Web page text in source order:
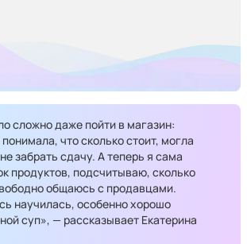
сложно даже пойти в магазин:
что сколько стоит, могла
забрать сдачу. А теперь я сама
продуктов, подсчитываю, сколько
общаюсь с продавцами.
научилась, особенно хорошо
суп», — рассказывает Екатерина